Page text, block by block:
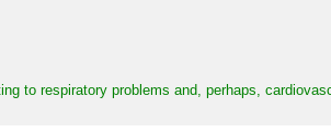
to respiratory problems and, perhaps,